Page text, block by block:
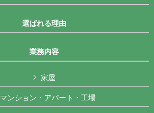
選ばれる理由
業務内容
家屋
マンション・アパート・工場